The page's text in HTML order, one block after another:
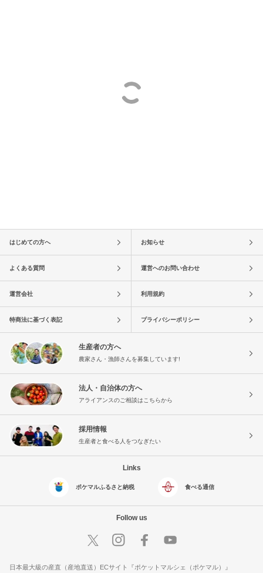
はじめての方へ お知らせ
よくある質問 運営へのお問い合わせ
運営会社 利用規約
特商法に基づく表記 プライバシーポリシー
生産者の方へ
農家さん・漁師さんを募集しています!
法人・自治体の方へ
アライアンスのご相談はこちらから
採用情報
生産者と食べる人をつなぎたい
Links
ポケマルふるさと納税 食べる通信
Follow us
日本最大級の産直（産地直送）ECサイト『ポケットマルシェ（ポケマル）』